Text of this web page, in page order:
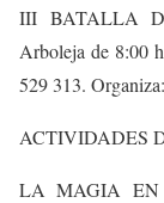
III BATALLA
Arboleja de 8:00
529 313.
ACTIVIDADES
LA MAGIA EN